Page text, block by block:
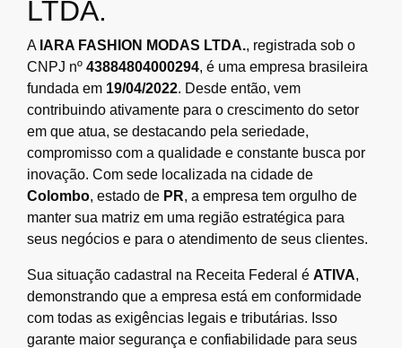
LTDA.
A IARA FASHION MODAS LTDA., registrada sob o
CNPJ nº 43884804000294, é uma empresa brasileira
fundada em 19/04/2022. Desde então, vem
contribuindo ativamente para o crescimento do setor
em que atua, se destacando pela seriedade,
compromisso com a qualidade e constante busca por
inovação. Com sede localizada na cidade de
Colombo, estado de PR, a empresa tem orgulho de
manter sua matriz em uma região estratégica para
seus negócios e para o atendimento de seus clientes.
Sua situação cadastral na Receita Federal é ATIVA,
demonstrando que a empresa está em conformidade
com todas as exigências legais e tributárias. Isso
garante maior segurança e confiabilidade para seus